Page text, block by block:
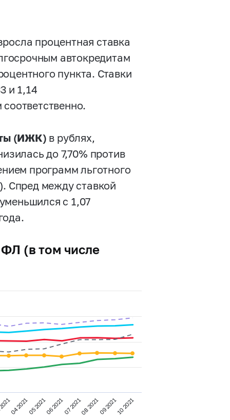
процентная ставка
автокредитам
пункта. Ставки
и 1,14
(ИЖК) в рублях,
до 7,70% против
программ льготного
Спред между ставкой
с 1,07
(в том числе
04 202105 202106 202107 202108 202109 202110 2021